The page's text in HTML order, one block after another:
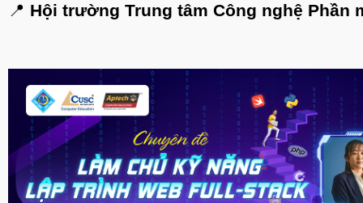
📍 Hội trường Trung tâm Công nghệ Phần